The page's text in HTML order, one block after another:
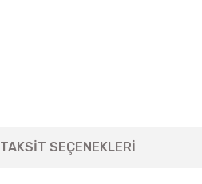
TAKSİT SEÇENEKLERİ